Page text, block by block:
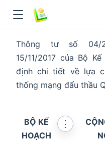
Thông tư số 04/
15/11/2017 của Bộ
định chi tiết về lựa
thống mạng đấu thầu
BỘ KẾ
HOẠCH
⋮